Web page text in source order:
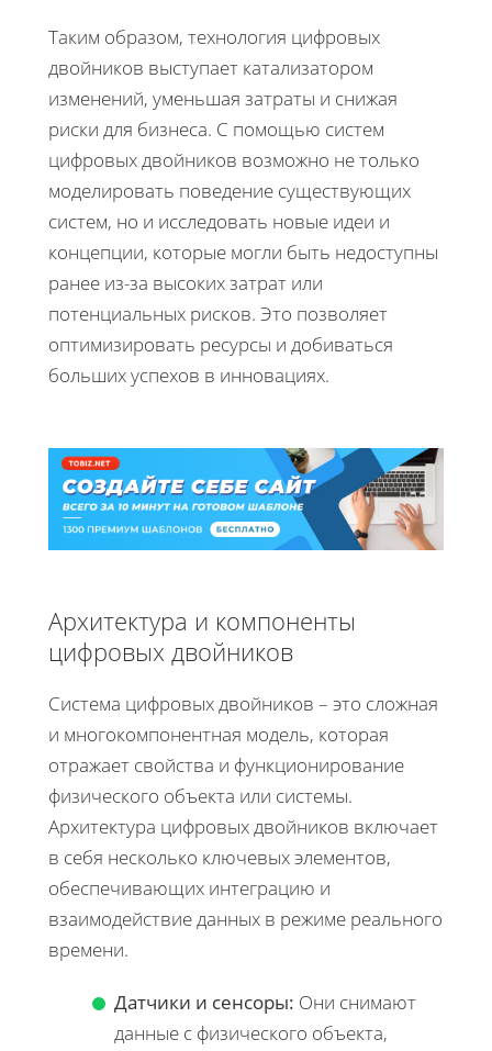
Таким образом, технология цифровых
двойников выступает катализатором
изменений, уменьшая затраты и снижая
риски для бизнеса. С помощью систем
цифровых двойников возможно не только
моделировать поведение существующих
систем, но и исследовать новые идеи и
концепции, которые могли быть недоступны
ранее из-за высоких затрат или
потенциальных рисков. Это позволяет
оптимизировать ресурсы и добиваться
больших успехов в инновациях.
Архитектура и компоненты
цифровых двойников
Система цифровых двойников – это сложная
и многокомпонентная модель, которая
отражает свойства и функционирование
физического объекта или системы.
Архитектура цифровых двойников включает
в себя несколько ключевых элементов,
обеспечивающих интеграцию и
взаимодействие данных в режиме реального
времени.
Датчики и сенсоры: Они снимают
данные с физического объекта,